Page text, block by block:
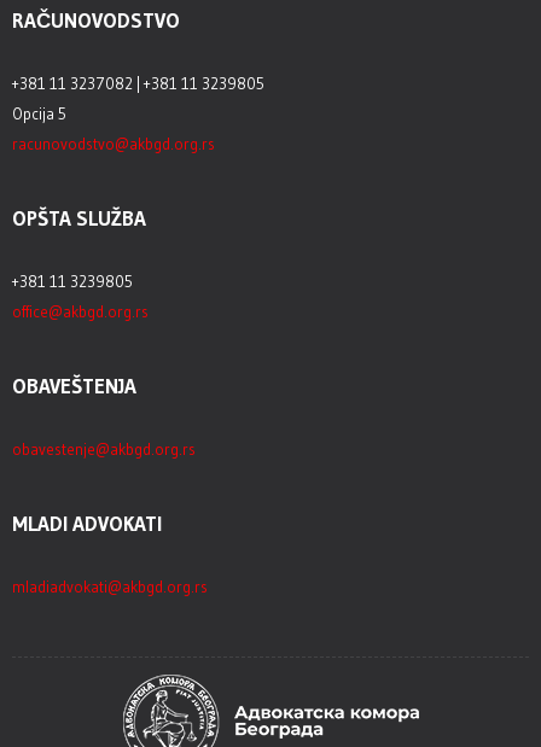
RAČUNOVODSTVO
+381 11 3237082 | +381 11 3239805
Opcija 5
racunovodstvo@akbgd.org.rs
OPŠTA SLUŽBA
+381 11 3239805
office@akbgd.org.rs
OBAVEŠTENJA
obavestenje@akbgd.org.rs
MLADI ADVOKATI
mladiadvokati@akbgd.org.rs